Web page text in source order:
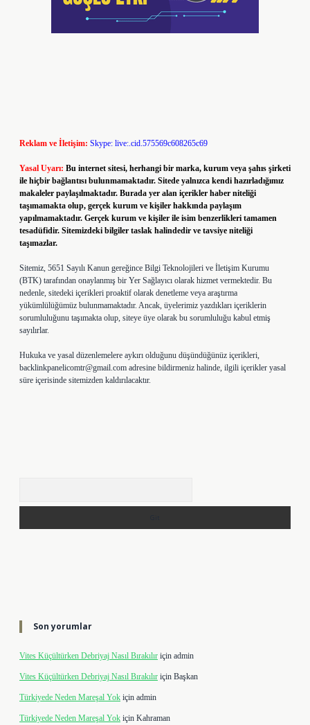
Reklam ve İletişim: Skype: live:.cid.575569c608265c69
Yasal Uyarı: Bu internet sitesi, herhangi bir marka, kurum veya şahıs şirketi
ile hiçbir bağlantısı bulunmamaktadır. Sitede yalnızca kendi hazırladığımız
makaleler paylaşılmaktadır. Burada yer alan içerikler haber niteliği
taşımamakta olup, gerçek kurum ve kişiler hakkında paylaşım
yapılmamaktadır. Gerçek kurum ve kişiler ile isim benzerlikleri tamamen
tesadüfidir. Sitemizdeki bilgiler taslak halindedir ve tavsiye niteliği
taşımazlar.
Sitemiz, 5651 Sayılı Kanun gereğince Bilgi Teknolojileri ve İletişim Kurumu
(BTK) tarafından onaylanmış bir Yer Sağlayıcı olarak hizmet vermektedir. Bu
nedenle, sitedeki içerikleri proaktif olarak denetleme veya araştırma
yükümlülüğümüz bulunmamaktadır. Ancak, üyelerimiz yazdıkları içeriklerin
sorumluluğunu taşımakta olup, siteye üye olarak bu sorumluluğu kabul etmiş
sayılırlar.
Hukuka ve yasal düzenlemelere aykırı olduğunu düşündüğünüz içerikleri,
backlinkpanelicomtr@gmail.com adresine bildirmeniz halinde, ilgili içerikler yasal
süre içerisinde sitemizden kaldırılacaktır.
Son yorumlar
Vites Küçültürken Debriyaj Nasıl Bırakılır için admin
Vites Küçültürken Debriyaj Nasıl Bırakılır için Başkan
Türkiyede Neden Mareşal Yok için admin
Türkiyede Neden Mareşal Yok için Kahraman